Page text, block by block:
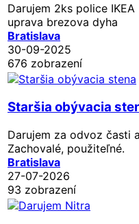
Darujem 2ks police
uprava brezova dyha
Bratislava
30-09-2025
676 zobrazení
Staršia obývacia
Darujem za odvoz časti
Zachovalé, použiteľné.
Bratislava
27-07-2026
93 zobrazení